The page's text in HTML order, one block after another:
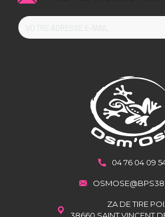
04 76 04 09
ZA DE TIRE